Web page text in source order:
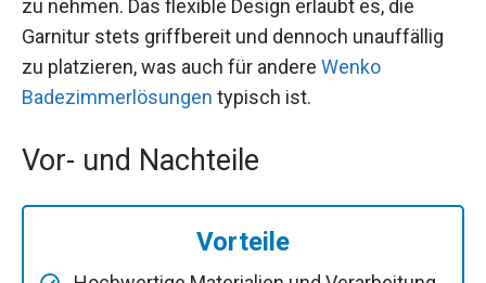
zu nehmen. Das flexible Design erlaubt es, die
Garnitur stets griffbereit und dennoch unauffällig
zu platzieren, was auch für andere Wenko
Badezimmerlösungen typisch ist.
Vor- und Nachteile
Vorteile